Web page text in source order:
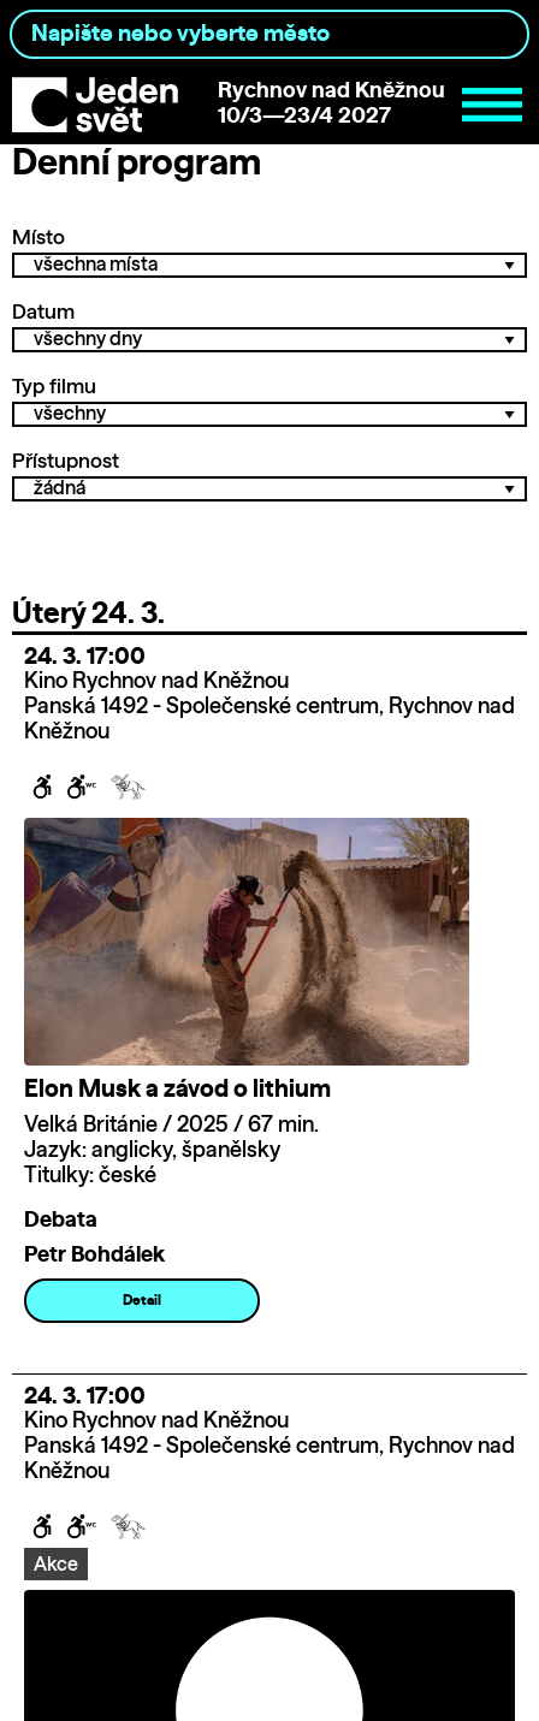
Rychnov nad Kněžnou
10/3—23/4 2027
Denní program
Místo
Datum
Typ filmu
Přístupnost
Úterý 24. 3.
24. 3. 17:00
Kino Rychnov nad Kněžnou
Panská 1492 - Společenské centrum, Rychnov nad
Kněžnou
Elon Musk a závod o lithium
Velká Británie / 2025 / 67 min.
Jazyk: anglicky, španělsky
Titulky: české
Debata
Petr Bohdálek
Detail
24. 3. 17:00
Kino Rychnov nad Kněžnou
Panská 1492 - Společenské centrum, Rychnov nad
Kněžnou
Akce